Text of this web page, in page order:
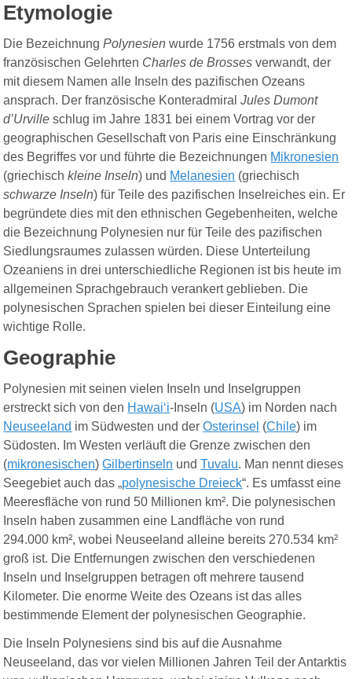
Etymologie
Die BezeichnungPolynesien wurde 1756 erstmals von dem
französischen Gelehrten Charles de Brosses verwandt, der
mit diesem Namen alle Inseln des pazifischen Ozeans
ansprach. Der französische KonteradmiralJules Dumont
d’Urville schlug im Jahre 1831 bei einem Vortrag vor der
geographischen Gesellschaft von Paris eine Einschränkung
des Begriffes vor und führte die Bezeichnungen Mikronesien
(griechischkleine Inseln) und Melanesien (griechisch
schwarze Inseln) für Teile des pazifischen Inselreiches ein. Er
begründete dies mit den ethnischen Gegebenheiten, welche
die Bezeichnung Polynesien nur für Teile des pazifischen
Siedlungsraumes zulassen würden. Diese Unterteilung
Ozeaniens in drei unterschiedliche Regionen ist bis heute im
allgemeinen Sprachgebrauch verankert geblieben. Die
polynesischen Sprachen spielen bei dieser Einteilung eine
wichtige Rolle.
Geographie
Polynesien mit seinen vielen Inseln und Inselgruppen
erstreckt sich von den Hawaiʻi-Inseln (USA) im Norden nach
Neuseeland im Südwesten und derOsterinsel (Chile) im
Südosten. Im Westen verläuft die Grenze zwischen den
(mikronesischen)Gilbertinseln undTuvalu. Man nennt dieses
Seegebiet auch das „polynesische Dreieck“. Es umfasst eine
Meeresfläche von rund 50 Millionen km². Die polynesischen
Inseln haben zusammen eine Landfläche von rund
294.000 km², wobei Neuseeland alleine bereits 270.534 km²
groß ist. Die Entfernungen zwischen den verschiedenen
Inseln und Inselgruppen betragen oft mehrere tausend
Kilometer. Die enorme Weite des Ozeans ist das alles
bestimmende Element der polynesischen Geographie.
Die Inseln Polynesiens sind bis auf die Ausnahme
Neuseeland, das vor vielen Millionen Jahren Teil der Antarktis